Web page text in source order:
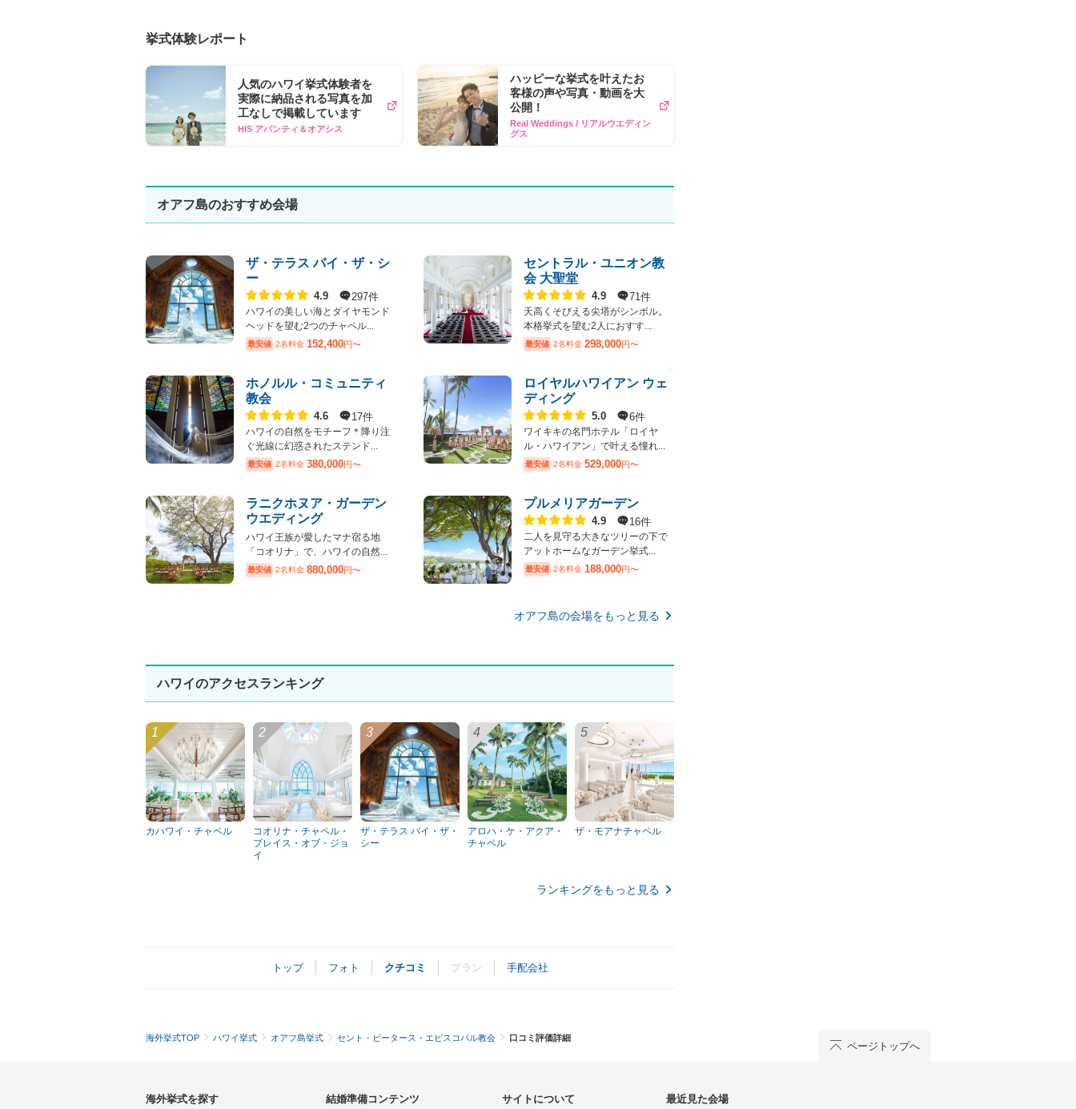
挙式体験レポート
人気のハワイ挙式体験者を
実際に納品される写真を加
工なしで掲載しています
HIS アバンティ＆オアシス
ハッピーな挙式を叶えたお
客様の声や写真​・動画を​大
公開！
Real Weddings / リアルウエディン
グス
オアフ島のおすすめ会場
ザ・テラス バイ・ザ・シ
ー
点数
4.9 297件
ハワイの美しい海とダイヤモンド
ヘッドを望む2つのチャペル...
最安値 2名料金 152,400円〜
セントラル・ユニオン教
会 大聖堂
点数
4.9 71件
天高くそびえる尖塔がシンボル。
本格挙式を望む2人におすす...
最安値 2名料金 298,000円〜
ホノルル・コミュニティ
教会
点数
4.6 17件
ハワイの自然をモチーフ＊降り注
ぐ光線に幻惑されたステンド...
最安値 2名料金 380,000円〜
ロイヤルハワイアン ウェ
ディング
点数
5.0 6件
ワイキキの名門ホテル「ロイヤ
ル・ハワイアン」で叶える憧れ...
最安値 2名料金 529,000円〜
ラニクホヌア・ガーデン
ウエディング
ハワイ王族が愛したマナ宿る地
「コオリナ」で、ハワイの自然...
最安値 2名料金 880,000円〜
プルメリアガーデン
点数
4.9 16件
二人を見守る大きなツリーの下で
アットホームなガーデン挙式...
最安値 2名料金 188,000円〜
オアフ島の会場をもっと見る
ハワイのアクセスランキング
カハワイ・チャペル
コオリナ・チャペル・
プレイス・オブ・ジョ
イ
ザ・テラス バイ・ザ・
シー
アロハ・ケ・アクア・
チャペル
ザ・モアナチャペル
ランキングをもっと見る
トップ フォト クチコミ プラン 手配会社
海外挙式TOP ハワイ挙式 オアフ島挙式 セント・ピータース・エピスコパル教会 口コミ評価詳細
海外挙式を探す 結婚準備コンテンツ サイトについて 最近見た会場
ページトップへ